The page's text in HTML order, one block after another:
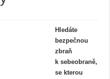
Hledáte
bezpečnou
zbraň
k sebeobraně,
se kterou